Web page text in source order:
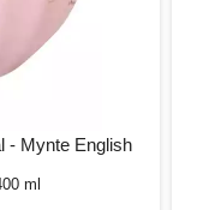
- Mynte English
ml